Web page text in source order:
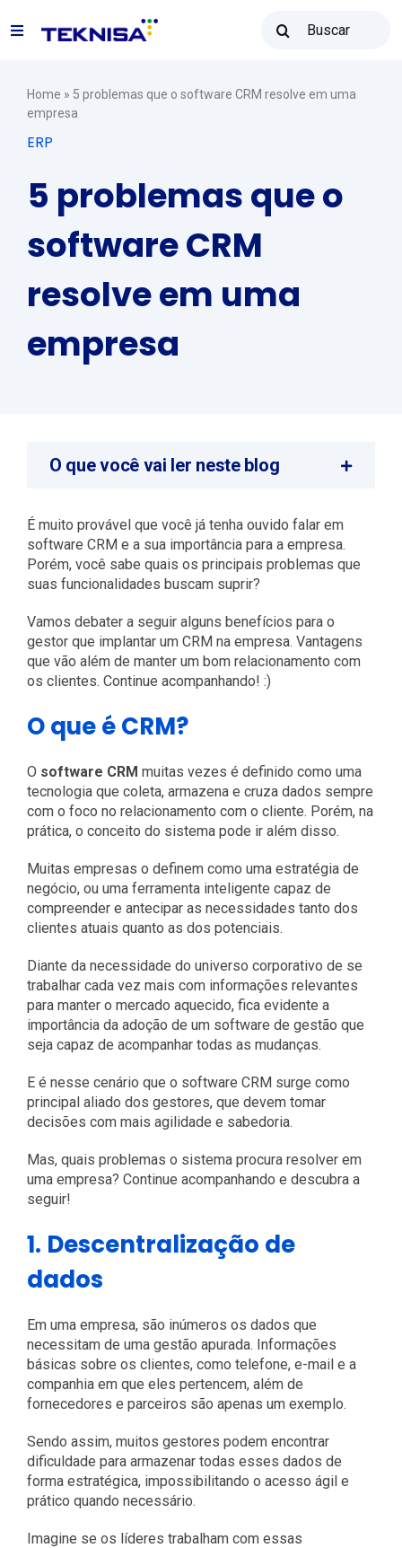
para
resultados
Toggle
Soluções
Recursos
Vendas: (31) 2122-2300
Contato
Home » 5 problemas que o software CRM resolve em uma
empresa
ERP
5 problemas que o
software CRM
resolve em uma
empresa
É muito provável que você já tenha ouvido falar em
software CRM e a sua importância para a empresa.
Porém, você sabe quais os principais problemas que
suas funcionalidades buscam suprir?
Vamos debater a seguir alguns benefícios para o
gestor que implantar um CRM na empresa. Vantagens
que vão além de manter um bom relacionamento com
os clientes. Continue acompanhando! :)
O que é CRM?
O software CRM muitas vezes é definido como uma
tecnologia que coleta, armazena e cruza dados sempre
com o foco no relacionamento com o cliente. Porém, na
prática, o conceito do sistema pode ir além disso.
Muitas empresas o definem como uma estratégia de
negócio, ou uma ferramenta inteligente capaz de
compreender e antecipar as necessidades tanto dos
clientes atuais quanto as dos potenciais.
Diante da necessidade do universo corporativo de se
trabalhar cada vez mais com informações relevantes
para manter o mercado aquecido, fica evidente a
importância da adoção de um software de gestão que
seja capaz de acompanhar todas as mudanças.
E é nesse cenário que o software CRM surge como
principal aliado dos gestores, que devem tomar
decisões com mais agilidade e sabedoria.
Mas, quais problemas o sistema procura resolver em
uma empresa? Continue acompanhando e descubra a
seguir!
1. Descentralização de
dados
Em uma empresa, são inúmeros os dados que
necessitam de uma gestão apurada. Informações
básicas sobre os clientes, como telefone, e-mail e a
companhia em que eles pertencem, além de
fornecedores e parceiros são apenas um exemplo.
Sendo assim, muitos gestores podem encontrar
dificuldade para armazenar todas esses dados de
forma estratégica, impossibilitando o acesso ágil e
prático quando necessário.
Imagine se os líderes trabalham com essas
O que você vai ler neste blog